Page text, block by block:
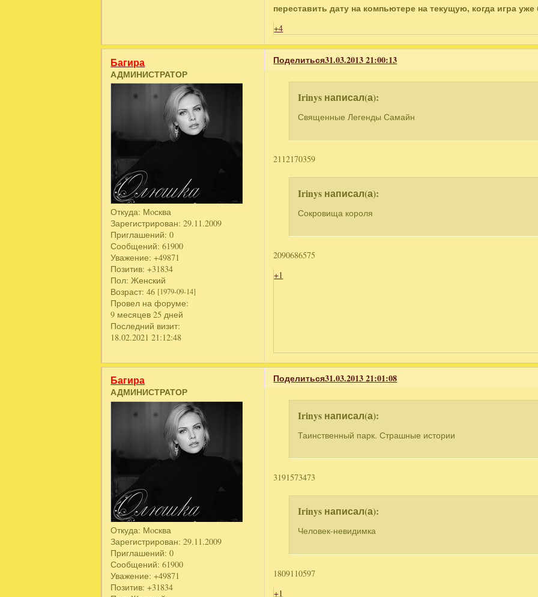
переставить дату на компьютере на текущую, когда игра уже
+4
Поделиться31.03.2013 21:00:13
Багира
АДМИНИСТРАТОР
Откуда: Мoсква
Зарегистрирован: 29.11.2009
Приглашений: 0
Сообщений: 61900
Уважение: +49871
Позитив: +31834
Пол: Женский
Возраст: 46 [1979-09-14]
Провел на форуме:
9 месяцев 25 дней
Последний визит:
18.02.2021 21:12:48
Irinys написал(а):
Священные Легенды Самайн
2112170359
Irinys написал(а):
Сокровища короля
2090686575
+1
Поделиться31.03.2013 21:01:08
Багира
АДМИНИСТРАТОР
Откуда: Мoсква
Зарегистрирован: 29.11.2009
Приглашений: 0
Сообщений: 61900
Уважение: +49871
Позитив: +31834
Irinys написал(а):
Таинственный парк. Страшные истории
3191573473
Irinys написал(а):
Человек-невидимка
1809110597
+1